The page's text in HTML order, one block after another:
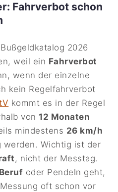
Fahrverbot schon
2026
weil ein Fahrverbot
wenn der einzelne
kein Regelfahrverbot
kommt es in der Regel
von12 Monaten
mindestens 26 km/h
Wichtig ist der
, nicht der Messtag.
Beruf oder Pendeln geht,
oft schon vor